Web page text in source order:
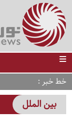
خط خبر
بین الملل